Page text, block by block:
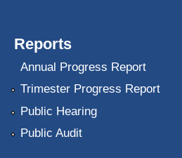
Reports
Annual Progress Report
Trimester Progress Report
Public Hearing
Public Audit